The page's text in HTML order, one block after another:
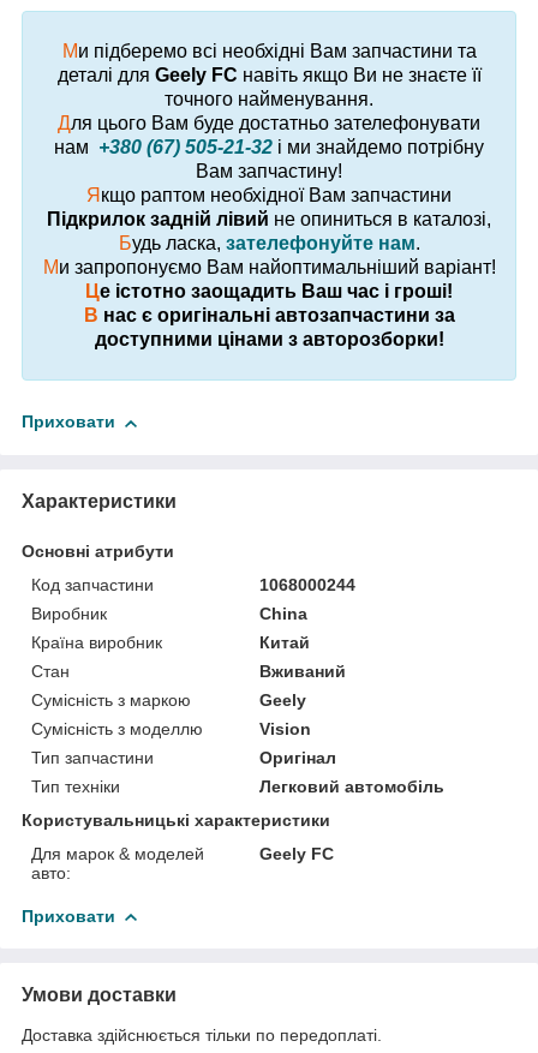
Ми підберемо всі необхідні Вам запчастини та
деталі для Geely FC навіть якщо Ви не знаєте її
точного найменування.
Для цього Вам буде достатньо зателефонувати
нам +380 (67) 505-21-32 і ми знайдемо потрібну
Вам запчастину!
Я кщо раптом необхідної Вам запчастини
Підкрилок задній лівий не опиниться в каталозі,
Будь ласка, зателефонуйте нам.
Ми запропонуємо Вам найоптимальніший варіант!
Це істотно заощадить Ваш час і гроші!
В нас є оригінальні автозапчастини за
доступними цінами з авторозборки!
Приховати
Характеристики
Основні атрибути
Код запчастини
1068000244
Виробник
China
Країна виробник
Китай
Стан
Вживаний
Сумісність з маркою
Geely
Сумісність з моделлю
Vision
Тип запчастини
Оригінал
Тип техніки
Легковий автомобіль
Користувальницькі характеристики
Для марок & моделей
авто:
Geely FC
Приховати
Умови доставки
Доставка здійснюється тільки по передоплаті.